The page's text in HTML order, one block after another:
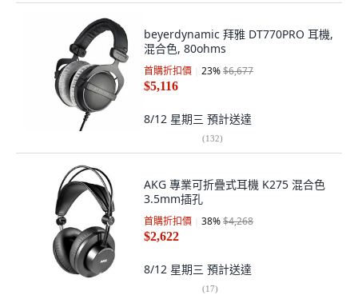
beyerdynamic 拜雅 DT770PRO 耳機,
混合色, 80ohms
首購折扣價 23%$6,677
$5,116
8/12 星期三 預計送達
(132)
AKG 專業可折疊式耳機 K275 混合色
3.5mm插孔
首購折扣價 38%$4,268
$2,622
8/12 星期三 預計送達
(17)